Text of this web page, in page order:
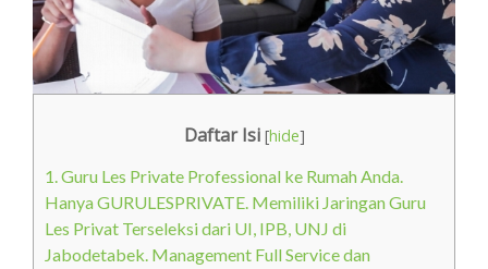
Daftar Isi [hide]
1.Guru Les Private Professional ke Rumah Anda.
Hanya GURULESPRIVATE. Memiliki Jaringan Guru
Les Privat Terseleksi dari UI, IPB, UNJ di
Jabodetabek. Management Full Service dan